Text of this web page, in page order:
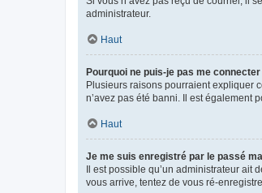
administrateur.
Haut
Pourquoi ne puis-je pas me connecter
Plusieurs raisons pourraient expliquer
n’avez pas été banni. Il est également
Haut
Je me suis enregistré par le passé
Il est possible qu’un administrateur ait
vous arrive, tentez de vous ré-